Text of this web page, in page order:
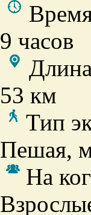
9 часов
53 км
Тип
Пешая,
На